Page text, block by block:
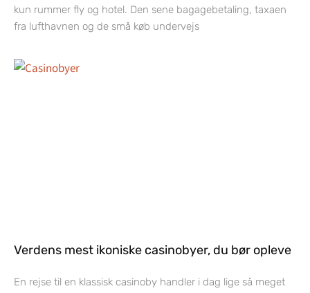
kun rummer fly og hotel. Den sene bagagebetaling, taxaen
fra lufthavnen og de små køb undervejs
Verdens mest ikoniske casinobyer, du bør opleve
En rejse til en klassisk casinoby handler i dag lige så meget